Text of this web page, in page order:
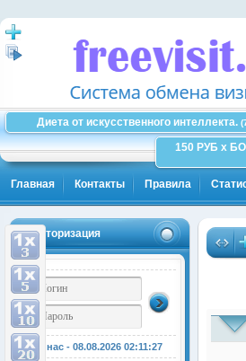
Диета от искусственного интеллекта.
150 РУБ x
Главная Контакты Правила
Авторизация
У нас - 08.08.202602:11:28